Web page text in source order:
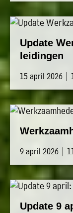
Update
leidingen
15 april 2026 |
9 april 2026 |
Update 9